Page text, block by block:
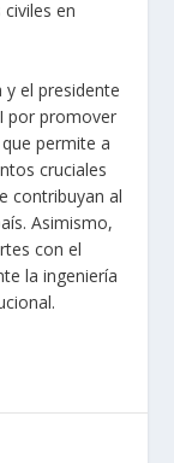
en
y el presidente
por promover
permite a
cruciales
contribuyan al
Asimismo,
con el
la ingeniería